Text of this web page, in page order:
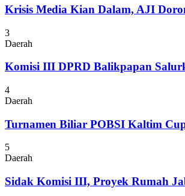
Krisis Media Kian Dalam, AJI
3
Daerah
Komisi III DPRD Balikpapan
4
Daerah
Turnamen Biliar POBSI Kaltim
5
Daerah
Sidak Komisi III, Proyek Rumah